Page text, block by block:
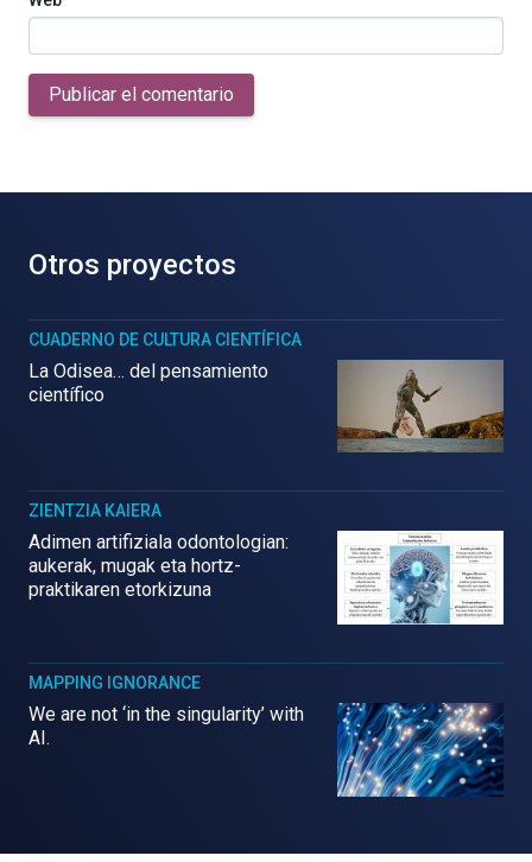
Publicar el comentario
Otros proyectos
CUADERNO DE CULTURA CIENTÍFICA
La Odisea… del pensamiento
científico
ZIENTZIA KAIERA
Adimen artifiziala odontologian:
aukerak, mugak eta hortz-
praktikaren etorkizuna
MAPPING IGNORANCE
We are not ‘in the singularity’ with
AI.